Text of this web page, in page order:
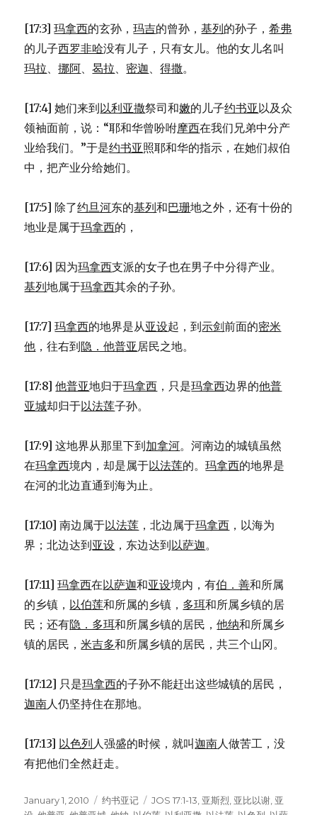
[17:3]玛拿西的玄孙，玛吉的曾孙，基列的孙子，希弗
的儿子西罗非哈没有儿子，只有女儿。他的女儿名叫
玛拉、挪阿、曷拉、 密迦、得撒。
[17:4] 她们来到以利亚撒祭司和嫩的儿子约书亚以及众
领袖面前，说：“耶和华曾吩咐摩西在我们兄弟中分产
业给我们。”于是约书亚照耶和华的指示，在她们叔伯
中，把产业分给她们。
[17:5] 除了约旦河东的基列和巴珊地之外，还有十份的
地业是属于玛拿西的，
[17:6] 因为玛拿西支派的女子也在男子中分得产业。
基列地属于玛拿西其余的子孙。
[17:7]玛拿西的地界是从亚设起，到示剑前面的密米
他 ，往右到隐．他普亚 居民之地。
[17:8]他普亚地归于玛拿西 ，只是玛拿西边界的他普
亚城却归于以法莲子孙。
[17:9] 这地界从那里下到加拿河。河南边的城镇虽然
在玛拿西境内，却是属于以法莲的。玛拿西的地界是
在河的北边直通到海为止。
[17:10] 南边属于以法莲 ，北边属于玛拿西 ，以海为
界；北边达到亚设 ，东边达到以萨迦。
[17:11]玛拿西在以萨迦和亚设境内，有伯．善和所属
的乡镇， 以伯莲和所属的乡镇， 多珥和所属乡镇的居
民；还有隐．多珥和所属乡镇的居民，他纳和所属乡
镇的居民，米吉多和所属乡镇的居民，共三个山冈。
[17:12] 只是玛拿西的子孙不能赶出这些城镇的居民，
迦南人仍坚持住在那地。
[17:13] 以色列人强盛的时候，就叫迦南人做苦工，没
有把他们全然赶走。
Posted
January 1, 2010 Categories
约书亚记 Tags
JOS 17:1-13 亚斯烈 亚比以谢 亚